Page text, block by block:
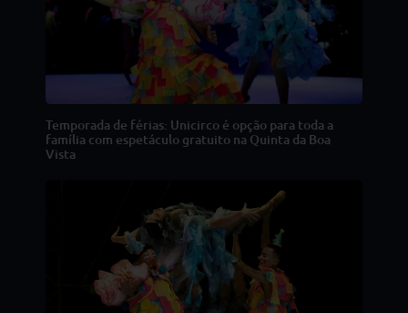
Temporada de férias: Unicirco é opção para toda a
família com espetáculo gratuito na Quinta da Boa
Vista